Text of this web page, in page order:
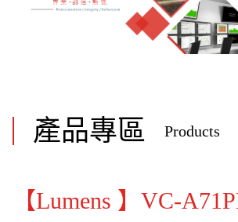
產品專區 Products
【Lumens 】VC-